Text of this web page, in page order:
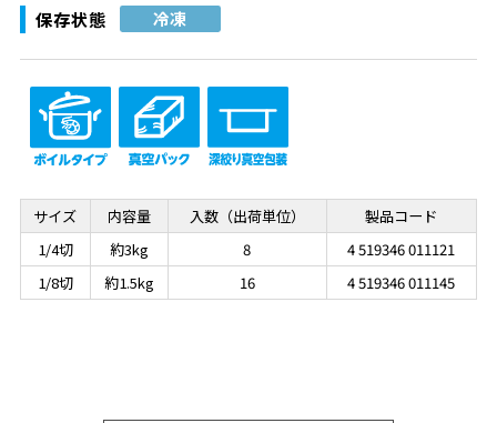
保存状態 冷凍
サイズ 内容量 入数（出荷単位）
製品コード
1/4切
約3kg 8
4 519346 011121
1/8切
約1.5kg 16 4 519346 011145